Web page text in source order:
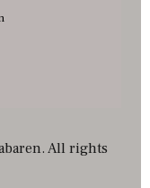
All rights